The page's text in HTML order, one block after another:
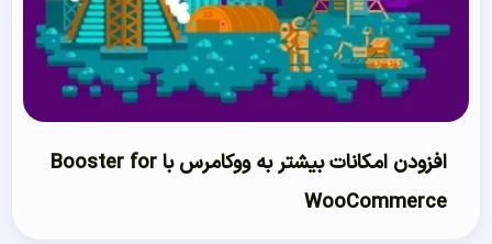
افزودن امکانات بیشتر به ووکامرس با Booster for
WooCommerce